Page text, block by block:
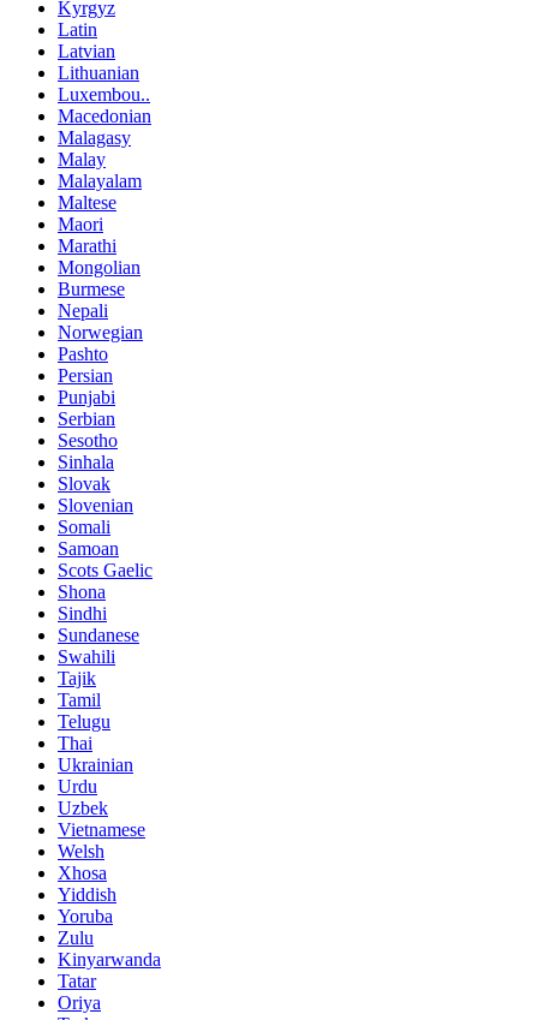
Kyrgyz
Latin
Latvian
Lithuanian
Luxembou..
Macedonian
Malagasy
Malay
Malayalam
Maltese
Maori
Marathi
Mongolian
Burmese
Nepali
Norwegian
Pashto
Persian
Punjabi
Serbian
Sesotho
Sinhala
Slovak
Slovenian
Somali
Samoan
Scots Gaelic
Shona
Sindhi
Sundanese
Swahili
Tajik
Tamil
Telugu
Thai
Ukrainian
Urdu
Uzbek
Vietnamese
Welsh
Xhosa
Yiddish
Yoruba
Zulu
Kinyarwanda
Tatar
Oriya